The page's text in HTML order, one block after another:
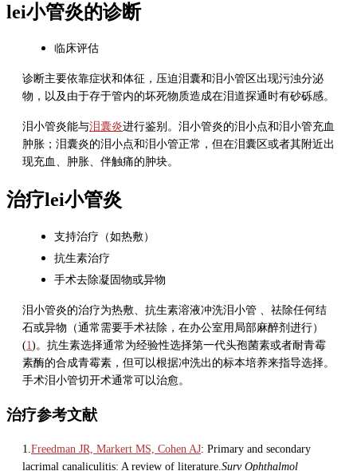
lei小管炎的诊断
临床评估
诊断主要依靠症状和体征，压迫泪囊和泪小管区出现污浊分泌
物，以及由于存于管内的坏死物质造成在泪道探通时有砂砾感。
泪小管炎能与泪囊炎进行鉴别。泪小管炎的泪小点和泪小管充血
肿胀；泪囊炎的泪小点和泪小管正常，但在泪囊区或者其附近出
现充血、肿胀、伴触痛的肿块。
治疗lei小管炎
支持治疗（如热敷）
抗生素治疗
手术去除凝固物或异物
泪小管炎的治疗为热敷、抗生素溶液冲洗泪小管 、祛除任何结
石或异物（通常需要手术祛除，在办公室用局部麻醉剂进行）
(1)。抗生素选择通常为经验性选择第一代头孢菌素或者耐青霉
素酶的合成青霉素，但可以根据冲洗出的标本培养来指导选择。
手术泪小管切开术通常可以治愈。
治疗参考文献
1. Freedman JR, Markert MS, Cohen AJ: Primary and secondary
lacrimal canaliculitis: A review of literature. Surv Ophthalmol